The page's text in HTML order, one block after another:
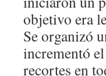
objetivo era
Se organizó
incrementó
recortes en